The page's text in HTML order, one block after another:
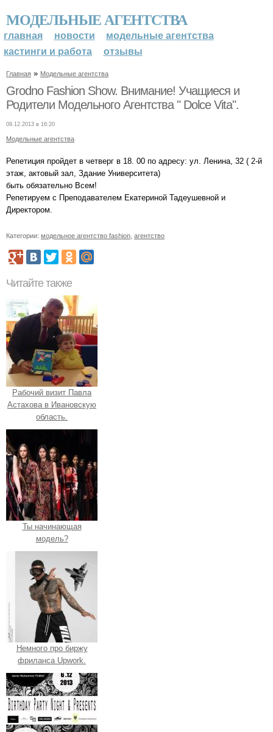
МОДЕЛЬНЫЕ АГЕНТСТВА
главная новости
модельные агентства
кастинги и работа
отзывы
Главная » Модельные агентства
Grodno Fashion Show. Внимание! Учащиеся и
Родители Модельного Агентства " Dolce Vita".
09.12.2013 в 16:20
Модельные агентства
Репетиция пройдет в четверг в 18. 00 по адресу: ул. Ленина, 32 ( 2-й
этаж, актовый зал, Здание Университета)
быть обязательно Всем!
Репетируем с Преподавателем Екатериной Тадеушевной и
Директором.
Категории: модельное агентство fashion агентство
Читайте также
Рабочий визит Павла
Астахова в Ивановскую
область.
Ты начинающая
модель?
Немного про биржу
фриланса Upwork.